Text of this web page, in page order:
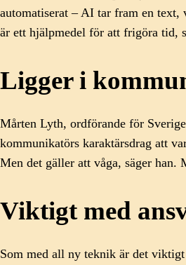
automatiserat – AI tar fram en text,
är ett hjälpmedel för att frigöra tid,
Ligger i
Mårten Lyth, ordförande för
kommunikatörs karaktärsdrag att
Men det gäller att våga, säger
Viktigt med
Som med all ny teknik är det